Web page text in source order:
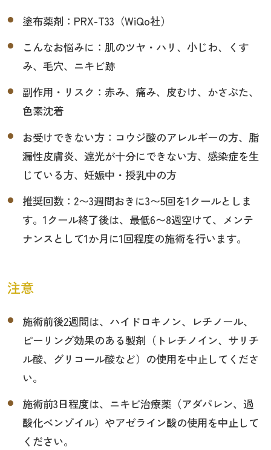
塗布薬剤：PRX-T33（WiQo社）
こんなお悩みに：肌のツヤ・ハリ、小じわ、くす
み、毛穴、ニキビ跡
副作用・リスク：赤み、痛み、皮むけ、かさぶた、
色素沈着
お受けできない方：コウジ酸のアレルギーの方、脂
漏性皮膚炎、遮光が十分にできない方、感染症を生
じている方、妊娠中・授乳中の方
推奨回数：2〜3週間おきに3〜5回を1クールとしま
す。1クール終了後は、最低6〜8週空けて、メンテ
ナンスとして1か月に1回程度の施術を行います。
注意
施術前後2週間は、ハイドロキノン、レチノール、
ピーリング効果のある製剤（トレチノイン、サリチ
ル酸、グリコール酸など）の使用を中止してくださ
い。
施術前3日程度は、ニキビ治療薬（アダパレン、過
酸化ベンゾイル）やアゼライン酸の使用を中止して
ください。